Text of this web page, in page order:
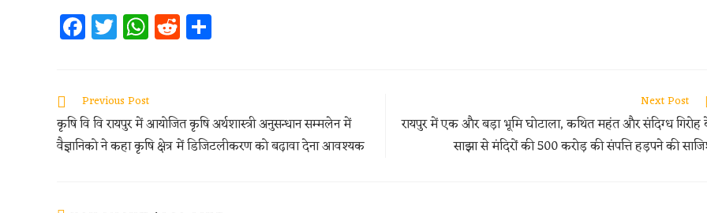
Fa
ce
oo
k
T
w
er
W
h
s
A
p
R
e
t
Previous Post
कृषि वि वि रायपुर में आयोजित कृषि अर्थशास्त्री अनुसन्धान सम्मलेन में
वैज्ञानिको ने कहा कृषि क्षेत्र में डिजिटलीकरण को बढ़ावा देना आवश्यक
Next Post
रायपुर में एक और बड़ा भूमि घोटाला, कथित महंत और संदिग्ध
साझा से मंदिरों की 500 करोड़ की संपत्ति हड़पने की